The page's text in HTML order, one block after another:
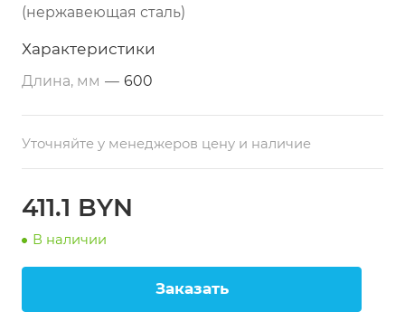
(нержавеющая сталь)
нержавеющей стали
Размеры:
600х800х860 мм
Тип по назначению:Разделочный
Расположение:Пристенный
Характеристики
Длина, мм — 600
Уточняйте у менеджеров цену и наличие
411.1 BYN
В наличии
Заказать